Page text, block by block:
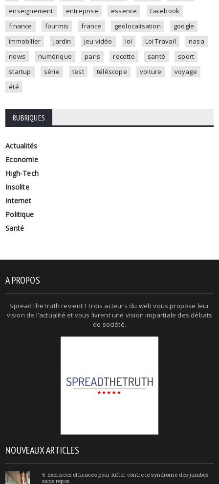
enseignement
entreprise essence
Facebook
finance
fourmis france geolocalisation
google
immobilier
jardin jeu vidéo loi Loi Travail
nasa
news
numérique paris recette santé
sport
startup
série test téléscope voiture
voyage
été
RUBRIQUES
Actualités
Economie
High-Tech
Insolite
Internet
Politique
Santé
A PROPOS
SpreadTheTruth revient ! Trois acteurs du web vous propose leur
vision de l'actualité et vous livrent une vision impartiale des débats
de société.
NOUVEAUX ARTICLES
5 exercices efficaces pour lutter contre le syndrome des jambes
sans repos